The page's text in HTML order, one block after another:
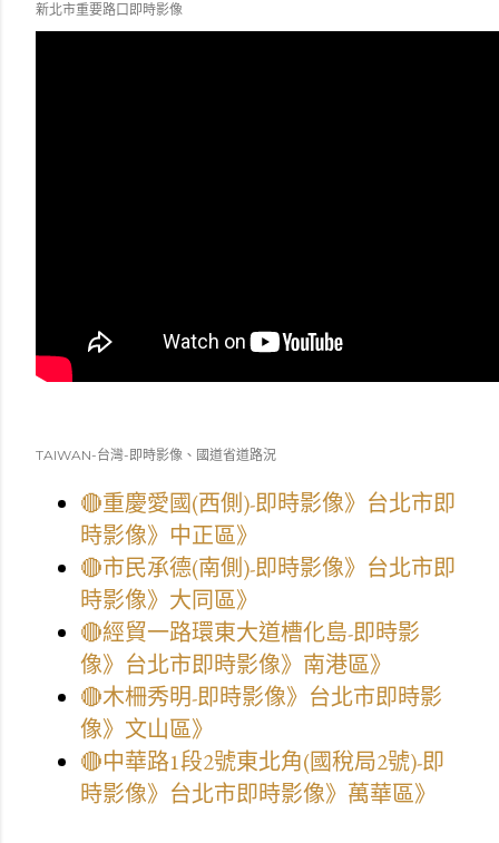
新北市重要路口即時影像
TAIWAN-台灣-即時影像、國道省道路況
🔴重慶愛國(西側)-即時影像》台北市即
時影像》中正區》
🔴市民承德(南側)-即時影像》台北市即
時影像》大同區》
🔴經貿一路環東大道槽化島-即時影
像》台北市即時影像》南港區》
🔴木柵秀明-即時影像》台北市即時影
像》文山區》
🔴中華路1段2號東北角(國稅局2號)-即
時影像》台北市即時影像》萬華區》